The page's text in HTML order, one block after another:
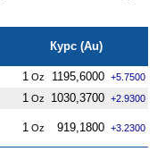
Курс (Au)
1 Oz 1195,6000 +5.7500
1 Oz 1030,3700 +2.9300
1 Oz 919,1800 +3.2300